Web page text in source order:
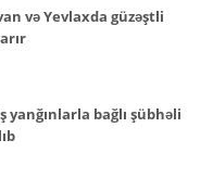
və Yevlaxda güzəştli
yanğınlarla bağlı şübhəli